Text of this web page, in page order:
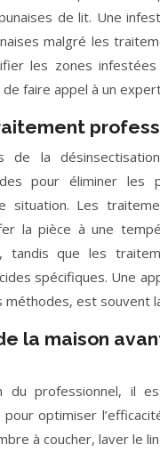
de lit. Une
malgré les
les zones
faire appel à un
de la
pour éliminer les
situation. Les
la pièce à une
tandis que les
spécifiques. Une
méthodes, est souvent
la maison
du professionnel, il
optimiser
à coucher, laver le